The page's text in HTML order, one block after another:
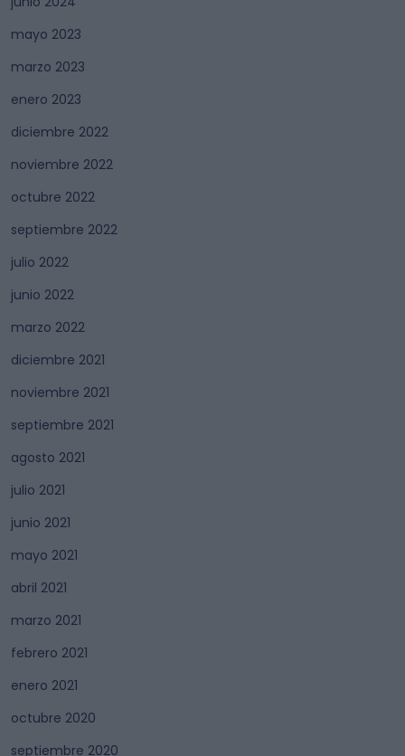
mayo 2023
marzo 2023
enero 2023
diciembre 2022
noviembre 2022
octubre 2022
septiembre 2022
julio 2022
junio 2022
marzo 2022
diciembre 2021
noviembre 2021
septiembre 2021
agosto 2021
julio 2021
junio 2021
mayo 2021
abril 2021
marzo 2021
febrero 2021
enero 2021
octubre 2020
septiembre 2020